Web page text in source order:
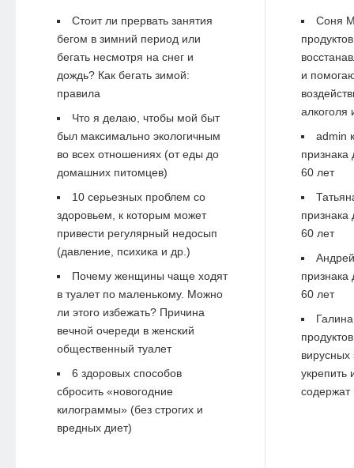
Стоит ли прервать занятия
бегом в зимний период или
бегать несмотря на снег и
дождь? Как бегать зимой:
правила
Что я делаю, чтобы мой быт
был максимально экологичным
во всех отношениях (от еды до
домашних питомцев)
10 серьезных проблем со
здоровьем, к которым может
привести регулярный недосып
(давление, психика и др.)
Почему женщины чаще ходят
в туалет по маленькому. Можно
ли этого избежать? Причина
вечной очереди в женский
общественный туалет
6 здоровых способов
сбросить «новогодние
килограммы» (без строгих и
вредных диет)
Соня
и
алкоголя
admin
60 лет
60 лет
Андрей
60 лет
Галина
вирусных
укрепить
содержат